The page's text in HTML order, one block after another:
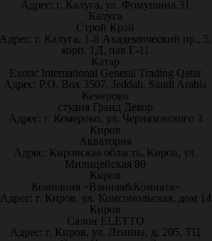
Адрес: г. Калуга, ул. Фомушина 31
Калуга
Строй Край
г. Калуга, 1-й Академический пр., 5,
корп. 1Д, пав Г-11
Катар
Exotic International General Trading Qatar
Адрес: P.O. Box 3507, Jeddah, Saudi Arabia
Кемерово
студия Гранд Декор
Адрес: г. Кемерово, ул. Черняховского 3
Киров
Акватория
Адрес: Кировская область, Киров, ул.
Милицейская 80
Киров
Компания «Ванная&Комната»
Адрес: г. Киров, ул. Комсомольская, дом 14
Киров
Салон ELETTO
Адрес: г. Киров, ул. Ленина, д. 205, ТЦ